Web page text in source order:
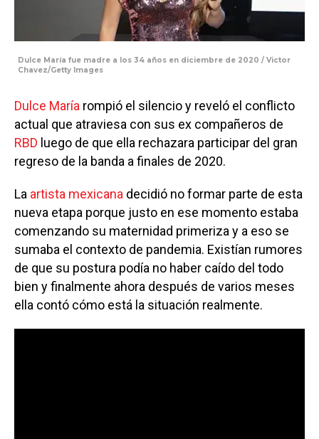
Dulce María fue madre a los 34 años en diciembre de 2020 / Victor
Chavez/Getty Images
Dulce María rompió el silencio y reveló el conflicto
actual que atraviesa con sus ex compañeros de
RBD luego de que ella rechazara participar del gran
regreso de la banda a finales de 2020.
La artista mexicana decidió no formar parte de esta
nueva etapa porque justo en ese momento estaba
comenzando su maternidad primeriza y a eso se
sumaba el contexto de pandemia. Existían rumores
de que su postura podía no haber caído del todo
bien y finalmente ahora después de varios meses
ella contó cómo está la situación realmente.